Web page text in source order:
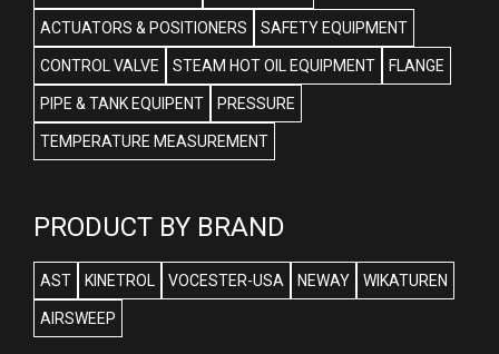
ACTUATORS & POSITIONERS SAFETY EQUIPMENT
CONTROL VALVE STEAM HOT OIL EQUIPMENT FLANGE
PIPE & TANK EQUIPENT PRESSURE
TEMPERATURE MEASUREMENT
PRODUCT BY BRAND
AST KINETROL VOCESTER-USA NEWAY WIKATUREN
AIRSWEEP